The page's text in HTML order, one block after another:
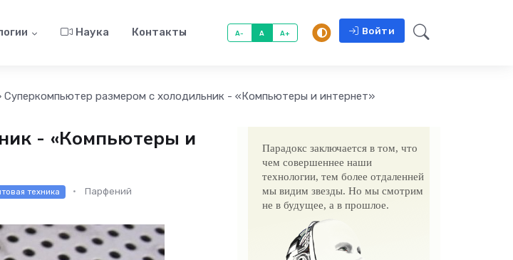
Наука Контакты A- A A+ Войти
Суперкомпьютер размером с холодильник - «Компьютеры и интернет»
- «Компьютеры и
техника
Парфений
Парадокс заключается в том, что
чем совершеннее наши
технологии, тем более отдаленней
мы видим звезды. Но мы смотрим
не в будущее, а в прошлое.